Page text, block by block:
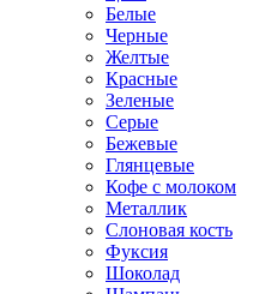
Белые
Черные
Желтые
Красные
Зеленые
Серые
Бежевые
Глянцевые
Кофе с молоком
Металлик
Слоновая кость
Фуксия
Шоколад